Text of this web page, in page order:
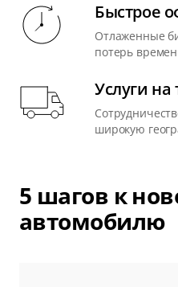
Быстрое
Отлаженные
потерь
Услуги
широкую
5 шагов к
автомобилю